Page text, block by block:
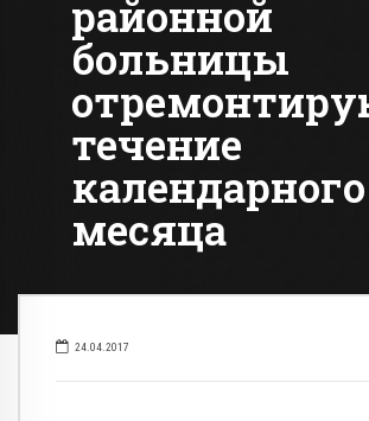
районной
больницы
течение
календарного
месяца
24.04.2017